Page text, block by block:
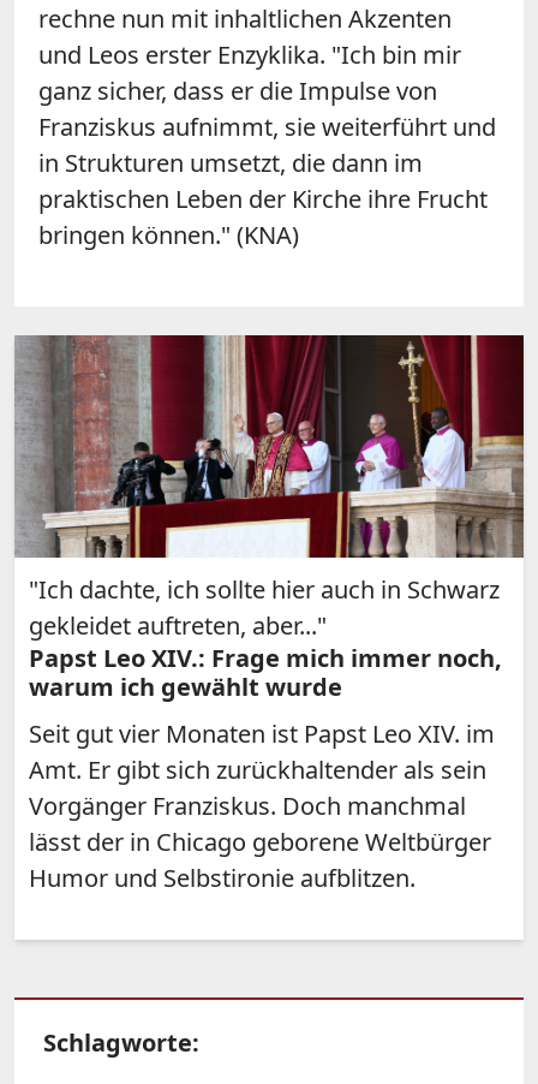
rechne nun mit inhaltlichen Akzenten
und Leos erster Enzyklika. "Ich bin mir
ganz sicher, dass er die Impulse von
Franziskus aufnimmt, sie weiterführt und
in Strukturen umsetzt, die dann im
praktischen Leben der Kirche ihre Frucht
bringen können." (KNA)
"Ich dachte, ich sollte hier auch in Schwarz
gekleidet auftreten, aber..."
Papst Leo XIV.: Frage mich immer noch,
warum ich gewählt wurde
Seit gut vier Monaten ist Papst Leo XIV. im
Amt. Er gibt sich zurückhaltender als sein
Vorgänger Franziskus. Doch manchmal
lässt der in Chicago geborene Weltbürger
Humor und Selbstironie aufblitzen.
Schlagworte: